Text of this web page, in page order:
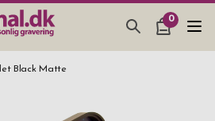
0
Black Matte